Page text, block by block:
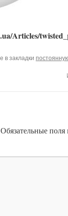
Articles/
в закладки
Обязательные